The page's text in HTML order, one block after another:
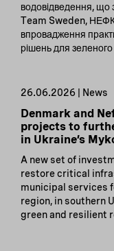
водовідведення, що
Team Sweden,
впровадження
рішень для
26.06.2026 | News
Denmark and
projects to
in Ukraine’s
A new set of
restore critical
municipal services
region, in southern
green and resilient